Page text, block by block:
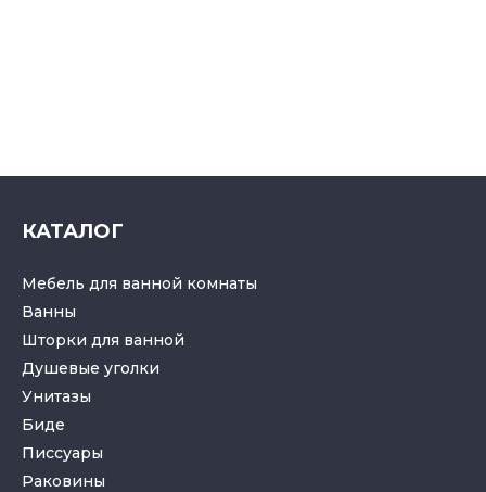
КАТАЛОГ
Мебель для ванной комнаты
Ванны
Шторки для ванной
Душевые уголки
Унитазы
Биде
Писсуары
Раковины